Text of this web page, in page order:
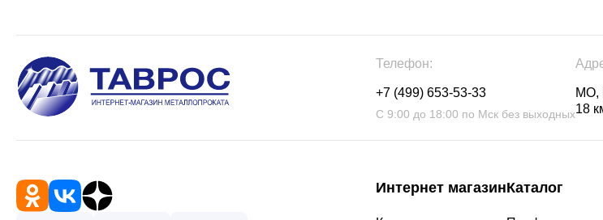
Телефон:
+7 (499) 653-53-33
С 9:00 до 18:00 по Мск без выходных
МО,
18
Интернет магазинКаталог